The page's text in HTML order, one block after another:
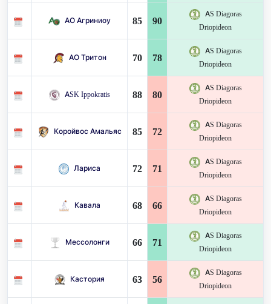
АО Агриниоу 85 90
AS Diagoras
Driopideon
АО Тритон 70 78
AS Diagoras
Driopideon
ASK Ippokratis 88 80
AS Diagoras
Driopideon
Коройвос Амальяс 85 72
AS Diagoras
Driopideon
Лариса 72 71
AS Diagoras
Driopideon
Кавала 68 66
AS Diagoras
Driopideon
Мессолонги 66 71
AS Diagoras
Driopideon
Кастория 63 56
AS Diagoras
Driopideon